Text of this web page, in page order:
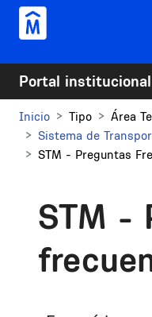
Pasar al contenido principal
Portal institucional
Inicio Tipo
Área
Sistema de
STM - Preguntas
STM -